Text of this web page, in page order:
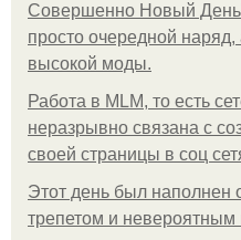
Совершенно Новый
просто очередной
высокой моды.
Работа в MLM, то есть
неразрывно связана с
своей страницы в соц
Этот день был наполнен
трепетом и невероятным